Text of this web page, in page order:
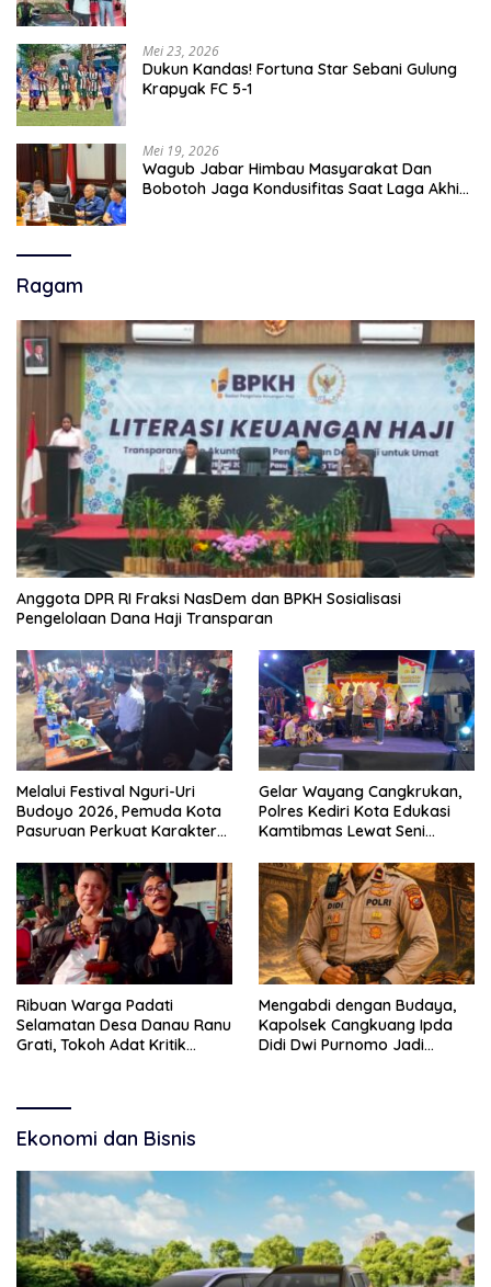
Mei 23, 2026
Dukun Kandas! Fortuna Star Sebani Gulung
Krapyak FC 5-1
Mei 19, 2026
Wagub Jabar Himbau Masyarakat Dan
Bobotoh Jaga Kondusifitas Saat Laga Akhir
Ragam
Anggota DPR RI Fraksi NasDem dan BPKH Sosialisasi
Pengelolaan Dana Haji Transparan
Melalui Festival Nguri-Uri
Budoyo 2026, Pemuda Kota
Pasuruan Perkuat Karakter
Narkoba
Gelar Wayang Cangkrukan,
Polres Kediri Kota Edukasi
Kamtibmas Lewat Seni
Ribuan Warga Padati
Selamatan Desa Danau Ranu
Grati, Tokoh Adat Kritik
Mengabdi dengan Budaya,
Kapolsek Cangkuang Ipda
Didi Dwi Purnomo Jadi
Ekonomi dan Bisnis